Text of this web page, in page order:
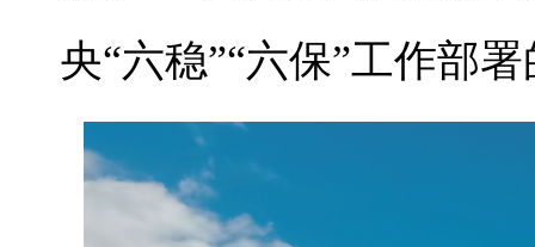
央“六稳”“六保”工作部